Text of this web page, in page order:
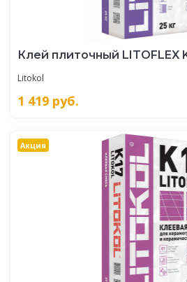
Клей плиточный LITOFLEX
Litokol
1 419 руб.
Акция